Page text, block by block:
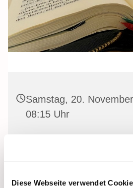
Diese Webseite verwendet
Samstag, 20.
08:15 Uhr
Heilige Dreifaltigkeit